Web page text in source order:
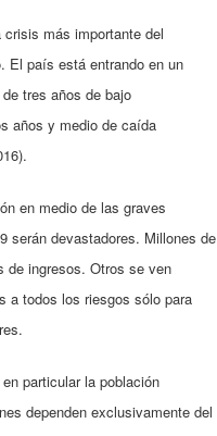
más importante del
El país está entrando en un
tres años de bajo
años y medio de caída
en medio de las graves
serán devastadores. Millones de
de ingresos. Otros se ven
a todos los riesgos sólo para
particular la población
dependen exclusivamente del